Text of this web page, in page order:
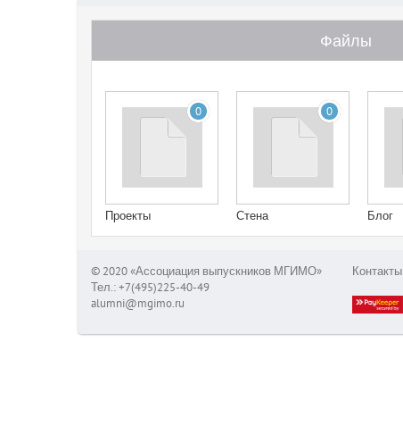
Файлы
0
Проекты
0
Стена Блог
© 2020 «Ассоциация выпускников МГИМО»
Тел.: +7(495)225-40-49
alumni@mgimo.ru
Контакты